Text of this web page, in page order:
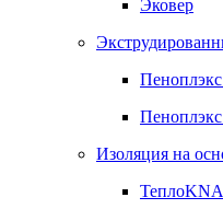
Эковер
Пеноплэкс
Пеноплэкс
Изоляция на